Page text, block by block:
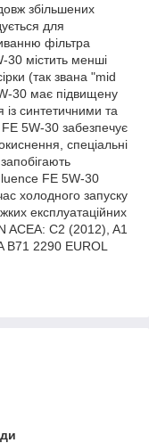
збільшених
для
фільтра
30 містить менші
(так звана "mid
30 має підвищену
із синтетичними та
5W-30 забезпечує
спеціальні
FE 5W-30
холодного запуску
експлуатаційних
ACEA: C2 (2012), A1
2290 EUROL